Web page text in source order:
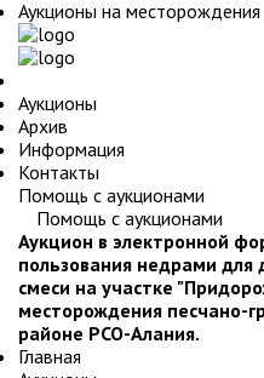
Аукционы на месторождения
Аукционы
Архив
Информация
Контакты
Помощь с аукционами
Помощь с аукционами
Аукцион в электронной
пользования недрами для
смеси на участке
месторождения песчано-
районе РСО-Алания.
Главная